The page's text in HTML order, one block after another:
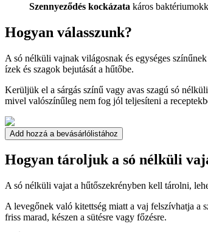
Szennyeződés kockázata káros
Hogyan válasszunk?
A só nélküli vajnak világosnak és egységes
ízek és szagok bejutását a hűtőbe.
Kerüljük el a sárgás színű vagy avas szagú só
mivel valószínűleg nem fog jól teljesíteni a
Add hozzá a bevásárlólistához
Hogyan tároljuk a só nélküli
A só nélküli vajat a hűtőszekrényben kell tárolni,
A levegőnek való kitettség miatt a vaj felszívhatja a
friss marad, készen a sütésre vagy főzésre.